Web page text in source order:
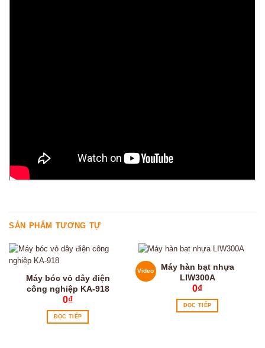
SẢN PHẨM TƯƠNG TỰ
Máy bóc vỏ dây điện
công nghiệp KA-918
0₫
ĐỌC TIẾP
Video
Máy hàn bạt nhựa
LIW300A
0₫
ĐỌC TIẾP